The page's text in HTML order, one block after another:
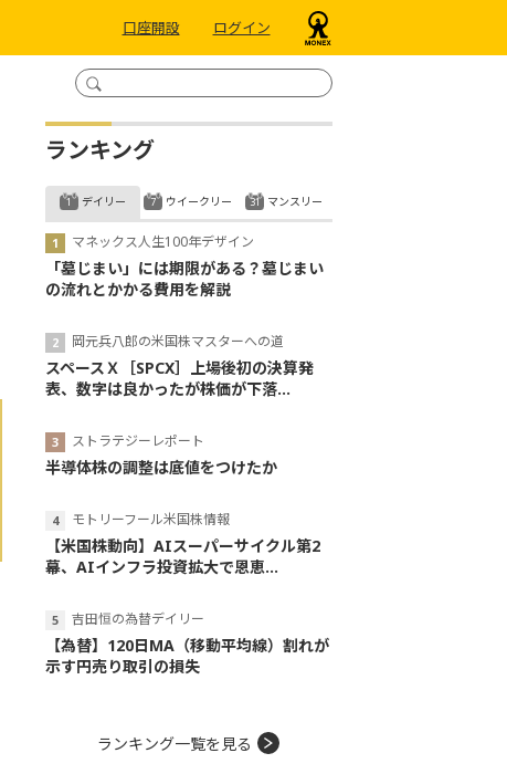
口座開設 ログイン
ランキング
デイリー
マネックス人生100年デザイン
「墓じまい」には期限がある？墓じまい
の流れとかかる費用を解説
岡元兵八郎の米国株マスターへの道
スペースＸ［SPCX］上場後初の決算発
表、数字は良かったが株価が下落...
ストラテジーレポート
半導体株の調整は底値をつけたか
モトリーフール米国株情報
【米国株動向】AIスーパーサイクル第2
幕、AIインフラ投資拡大で恩恵...
吉田恒の為替デイリー
【為替】120日MA（移動平均線）割れが
示す円売り取引の損失
ウイークリー マンスリー
ランキング一覧を見る